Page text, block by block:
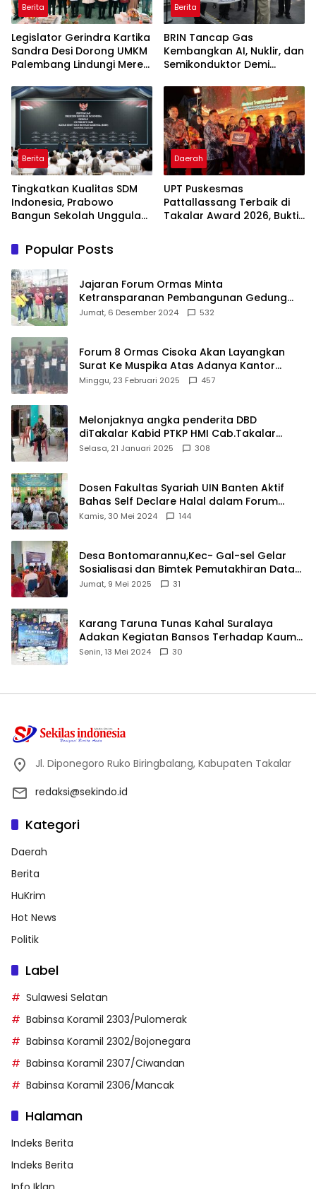
Berita
Legislator Gerindra Kartika
Sandra Desi Dorong UMKM
Palembang Lindungi Merek
Berita
BRIN Tancap Gas
Kembangkan AI, Nuklir, dan
Semikonduktor Demi
Indonesia
Berita
Tingkatkan Kualitas SDM
Indonesia, Prabowo
Bangun Sekolah Unggulan
Terbaik Dunia
Daerah
UPT Puskesmas
Pattallassang Terbaik di
Takalar Award 2026, Bukti
Popular Posts
Jajaran Forum Ormas Minta
Ketransparanan Pembangunan Gedung
Damkar Di Kecamatan Cisoka
Jumat, 6 Desember 2024 532
Forum 8 Ormas Cisoka Akan Layangkan
Surat Ke Muspika Atas Adanya Kantor
Matel di Cisoka
Minggu, 23 Februari 2025 457
Melonjaknya angka penderita DBD
diTakalar Kabid PTKP HMI Cab.Takalar
angkat bicara
Selasa, 21 Januari 2025 308
Dosen Fakultas Syariah UIN Banten Aktif
Bahas Self Declare Halal dalam Forum
Ijtima Ulama MUI
Kamis, 30 Mei 2024 144
Desa Bontomarannu,Kec- Gal-sel Gelar
Sosialisasi dan Bimtek Pemutakhiran Data
ID
Jumat, 9 Mei 2025 31
Karang Taruna Tunas Kahal Suralaya
Adakan Kegiatan Bansos Terhadap Kaum
Dhuafa dan Anak Yatim-Piatu
Senin, 13 Mei 2024 30
Jl. Diponegoro Ruko Biringbalang, Kabupaten Takalar
redaksi@sekindo.id
Kategori
Daerah
Berita
HuKrim
Hot News
Politik
Label
Sulawesi Selatan
Babinsa Koramil 2303/Pulomerak
Babinsa Koramil 2302/Bojonegara
Babinsa Koramil 2307/Ciwandan
Babinsa Koramil 2306/Mancak
Halaman
Indeks Berita
Indeks Berita